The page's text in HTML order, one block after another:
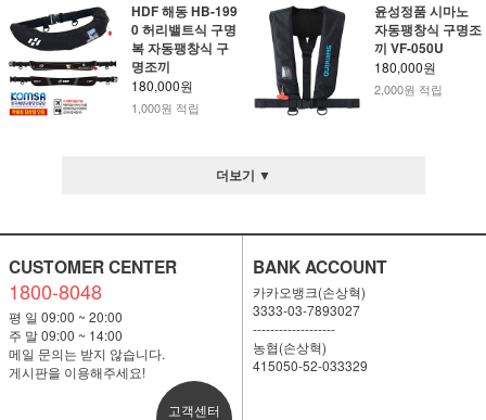
HDF 해동 HB-199
0 허리밸트식 구명
복 자동팽창식 구
명조끼
180,000원
1,000원 적립
윤성정품 시마노
자동팽창식 구명조
끼 VF-050U
180,000원
2,000원 적립
더보기 ▼
CUSTOMER CENTER
1800-8048
평 일 09:00 ~ 20:00
주 말 09:00 ~ 14:00
메일 문의는 받지 않습니다.
게시판을 이용해주세요!
고객센터
BANK ACCOUNT
카카오뱅크(손상혁)
3333-03-7893027
-------------------
농협(손상혁)
415050-52-033329